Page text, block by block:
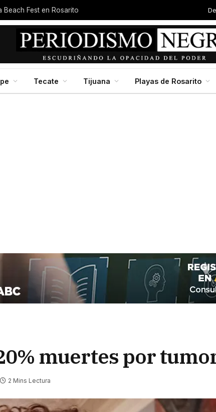
Beach Fest en Rosarito
Tecate Tijuana Playas de Rosarito
muertes por
2 Mins Lectura